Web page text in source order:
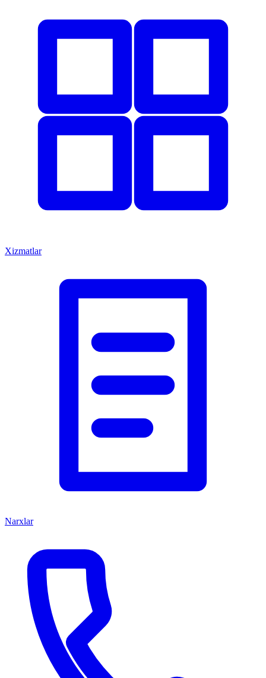
Xizmatlar
Narxlar